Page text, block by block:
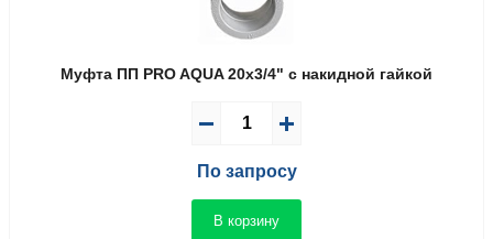
Муфта ПП PRO AQUA 20x3/4" с накидной гайкой
По запросу
В корзину